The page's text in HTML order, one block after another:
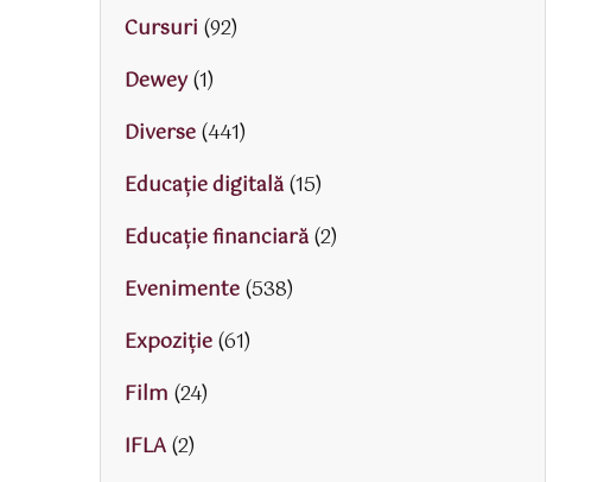
Cursuri (92)
Dewey(1)
Diverse(441)
Educaţie digitală(15)
Educaţie financiară(2)
Evenimente(538)
Expoziție(61)
Film (24)
IFLA(2)